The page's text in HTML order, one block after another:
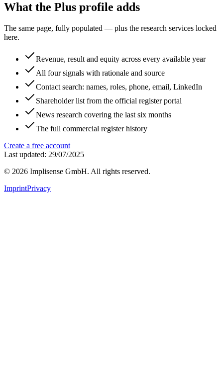
What the Plus profile adds
The same page, fully populated — plus the research services locked
here.
Revenue, result and equity across every available year
All four signals with rationale and source
Contact search: names, roles, phone, email, LinkedIn
Shareholder list from the official register portal
News research covering the last six months
The full commercial register history
Create a free account
Last updated: 29/07/2025
© 2026 Implisense GmbH. All rights reserved.
ImprintPrivacy